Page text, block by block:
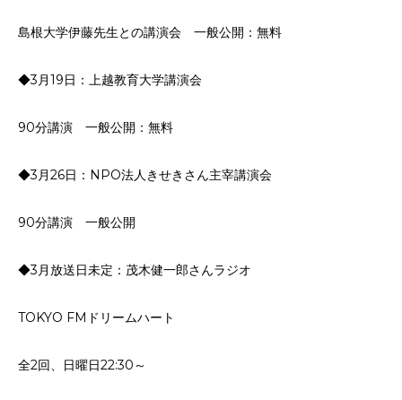
島根大学伊藤先生との講演会 一般公開：無料
◆3月19日：上越教育大学講演会
90分講演 一般公開：無料
◆3月26日：NPO法人きせきさん主宰講演会
90分講演 一般公開
◆3月放送日未定：茂木健一郎さんラジオ
TOKYO FMドリームハート
全2回、日曜日22:30～